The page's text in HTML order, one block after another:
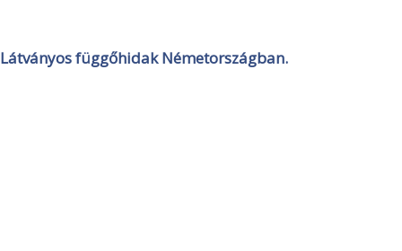
Látványos függőhidak Németországban.